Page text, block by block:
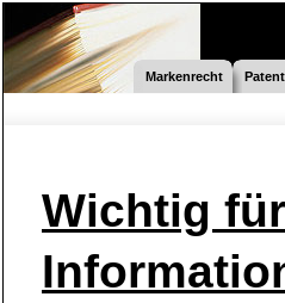
Markenrecht
Wichtig